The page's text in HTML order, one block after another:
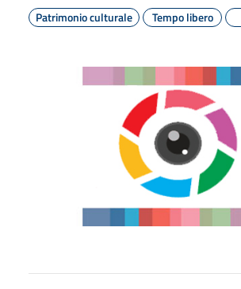
Patrimonio culturale
Tempo libero